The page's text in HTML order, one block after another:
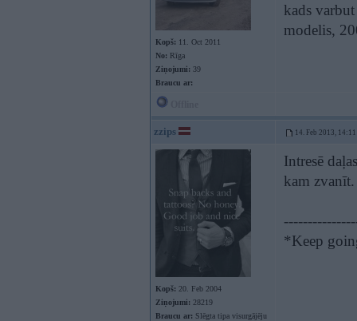
Kopš: 11. Oct 2011
No: Rīga
Ziņojumi: 39
Braucu ar:
kads
modelis,
zzips 14. Feb 2013, 14:11
Kopš: 20. Feb 2004
Ziņojumi: 28219
Braucu ar: Slēgta tipa visurgājēju
Intresē
kam
*Keep